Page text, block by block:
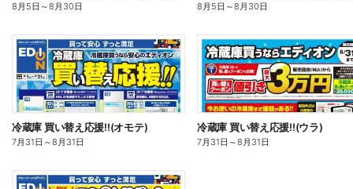
8月5日 ～8月30日 8月5日 ～8月30日
冷蔵庫 買い替え応援!!(オモテ)
7月31日 ～8月31日
冷蔵庫 買い替え応援!!(ウラ)
7月31日 ～8月31日